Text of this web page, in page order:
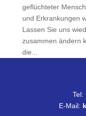
geflüchteter
und Erkrankungen
Lassen Sie uns
zusammen ändern
die...
Tel:
E-Mail: